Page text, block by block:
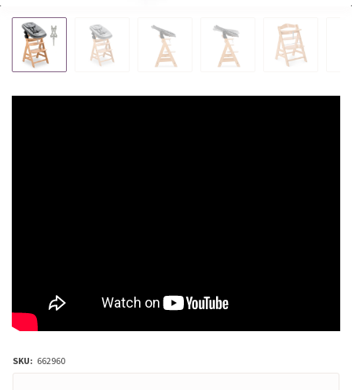
SKU: 662960